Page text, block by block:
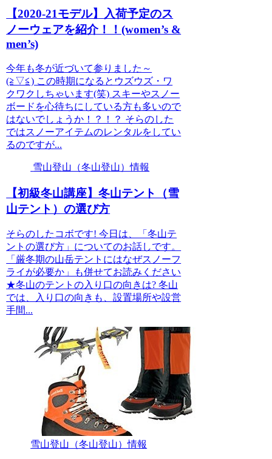
【2020-21モデル】入荷予定のス
ノーウェアを紹介！！(women’s &
men’s)
今年も冬が近づいて参りました～
(≧▽≦) この時期になるとウズウズ・ワ
クワクしちゃいます(笑) スキーやスノー
ボードを心待ちにしている方も多いので
はないでしょうか！？！？ そらのした
ではスノーアイテムのレンタルをしてい
るのですが...
雪山登山（冬山登山）情報
【初級冬山講座】冬山テント（雪
山テント）の選び方
そらのしたコボです! 今日は、「冬山テ
ントの選び方」についてのお話しです。
「厳冬期の山岳テントにはなぜスノーフ
ライが必要か」も併せてお読みください
★冬山のテントの入り口の向きは? 冬山
では、入り口の向きも、設置場所や設営
手間...
雪山登山（冬山登山）情報